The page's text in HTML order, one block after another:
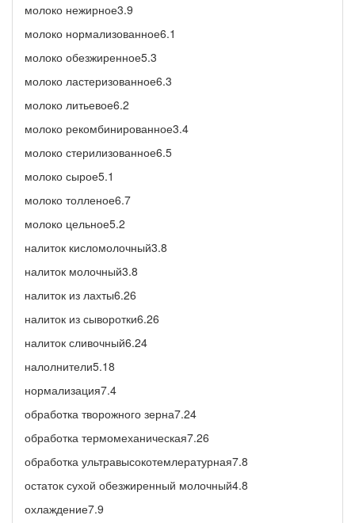
молоко нежирное3.9
молоко нормализованное6.1
молоко обезжиренное5.3
молоко ластеризованное6.3
молоко литьевое6.2
молоко рекомбинированное3.4
молоко стерилизованное6.5
молоко сырое5.1
молоко толленое6.7
молоко цельное5.2
налиток кисломолочный3.8
налиток молочный3.8
налиток из лахты6.26
налиток из сыворотки6.26
налиток сливочный6.24
налолнители5.18
нормализация7.4
обработка творожного зерна7.24
обработка термомеханическая7.26
обработка ультравысокотемлературная7.8
остаток сухой обезжиренный молочный4.8
охлаждение7.9